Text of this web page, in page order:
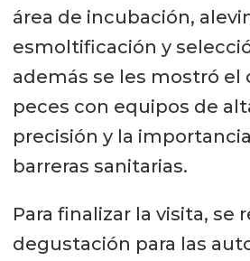
área de incubación,
esmoltificación y
además se les mostró el
peces con equipos de
precisión y la
barreras sanitarias.
Para finalizar la visita, se
degustación para las